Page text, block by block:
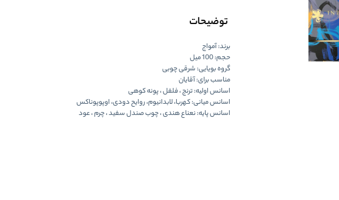
توضیحات
برند: آمواج
حجم: 100 میل
گروه بویایی: شرقی چوبی
مناسب برای: آقایان
اسانس اولیه: ترنج ، فلفل ، پونه کوهی
اسانس میانی: کهربا، لابدانیوم، روایح دودی، اوپوپوناکس
اسانس پایه: نعناع هندی ، چوب صندل سفید ، چرم ، عود